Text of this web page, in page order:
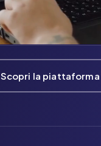
Scopri la piattaforma